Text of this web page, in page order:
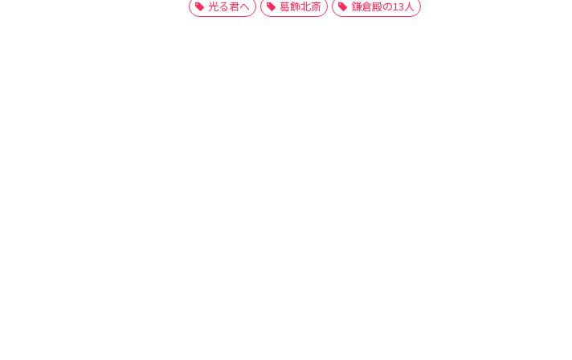
光る君へ 葛飾北斎 鎌倉殿の13人